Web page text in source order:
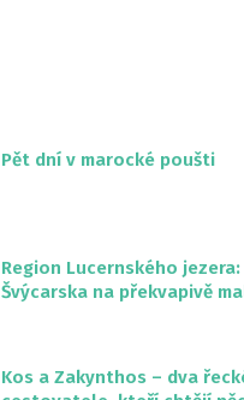
Pět dní v marocké poušti
Region Lucernského
Švýcarska na překvapivě
Kos a Zakynthos – dva